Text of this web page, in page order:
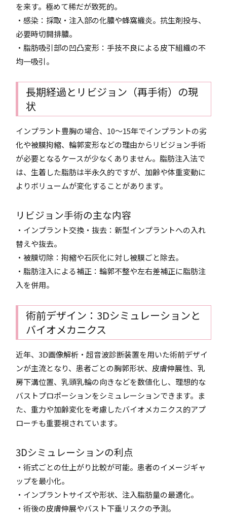
を来す。極めて稀だが致死的。
・感染：採取・注入部の化膿や蜂窩織炎。抗生剤投与、
必要時切開排膿。
・脂肪吸引部の凹凸変形：手技不良による皮下組織の不
均一吸引。
長期経過とリビジョン（再手術）の現
状
インプラント豊胸の場合、10～15年でインプラントの劣
化や被膜拘縮、輪郭変形などの理由からリビジョン手術
が必要となるケースが少なくありません。脂肪注入法で
は、生着した脂肪は半永久的ですが、加齢や体重変動に
よりボリュームが変化することがあります。
リビジョン手術の主な内容
・インプラント交換・抜去：新型インプラントへの入れ
替えや抜去。
・被膜切除：拘縮や石灰化に対し被膜ごと除去。
・脂肪注入による補正：輪郭不整や左右差補正に脂肪注
入を併用。
術前デザイン：3Dシミュレーションと
バイオメカニクス
近年、3D画像解析・超音波診断装置を用いた術前デザイ
ンが主流となり、患者ごとの胸郭形状、皮膚伸展性、乳
房下溝位置、乳頭乳輪の向きなどを数値化し、理想的な
バストプロポーションをシミュレーションできます。ま
た、重力や加齢変化を考慮したバイオメカニクス的アプ
ローチも重要視されています。
3Dシミュレーションの利点
・術式ごとの仕上がり比較が可能。患者のイメージギャ
ップを最小化。
・インプラントサイズや形状、注入脂肪量の最適化。
・術後の皮膚伸展やバスト下垂リスクの予測。